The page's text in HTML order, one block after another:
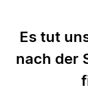
Es tut
nach der